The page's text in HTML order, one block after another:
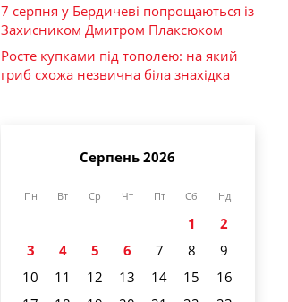
7 серпня у Бердичеві попрощаються із
Захисником Дмитром Плаксюком
Росте купками під тополею: на який
гриб схожа незвична біла знахідка
Серпень 2026
Пн Вт Ср Чт Пт Сб Нд
1
2
3
4 5 6 7 8
9
10
11 12 13 14 15
16